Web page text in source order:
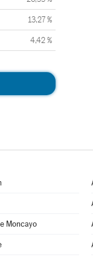
13,27 %
4,42 %
Moncayo